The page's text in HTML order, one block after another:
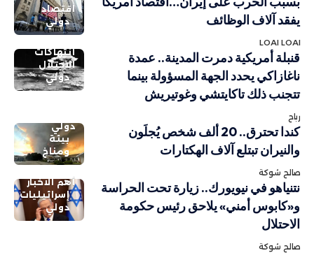
اقتصاد
دولي
يفقد آلاف الوظائف
LOAI LOAI
انتهاكات
الاحتلال
دولي
قنبلة أمريكية دمرت المدينة.. عمدة
ناغازاكي يحدد الجهة المسؤولة بينما
تتجنب ذلك تاكايتشي وغوتيريش
رباح
دولي
بيئة
ومناخ
كندا تحترق.. 20 ألف شخص يُجلَون
والنيران تبتلع آلاف الهكتارات
صالح شوكة
أهم الاخبار
إسرائيليات
دولي
نتنياهو في نيويورك.. زيارة تحت الحراسة
و«كابوس أمني» يلاحق رئيس حكومة
الاحتلال
صالح شوكة